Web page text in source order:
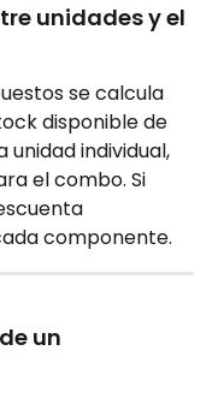
unidades y el
se calcula
disponible de
unidad individual,
el combo. Si
componente.
un